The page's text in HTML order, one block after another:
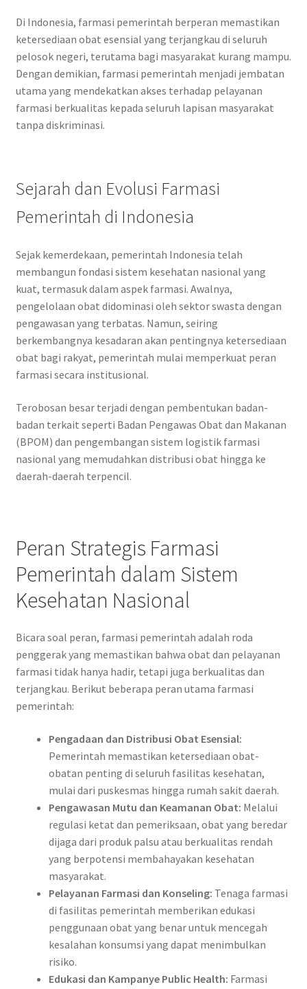
Di Indonesia, farmasi pemerintah berperan memastikan
ketersediaan obat esensial yang terjangkau di seluruh
pelosok negeri, terutama bagi masyarakat kurang mampu.
Dengan demikian, farmasi pemerintah menjadi jembatan
utama yang mendekatkan akses terhadap pelayanan
farmasi berkualitas kepada seluruh lapisan masyarakat
tanpa diskriminasi.
Sejarah dan Evolusi Farmasi
Pemerintah di Indonesia
Sejak kemerdekaan, pemerintah Indonesia telah
membangun fondasi sistem kesehatan nasional yang
kuat, termasuk dalam aspek farmasi. Awalnya,
pengelolaan obat didominasi oleh sektor swasta dengan
pengawasan yang terbatas. Namun, seiring
berkembangnya kesadaran akan pentingnya ketersediaan
obat bagi rakyat, pemerintah mulai memperkuat peran
farmasi secara institusional.
Terobosan besar terjadi dengan pembentukan badan-
badan terkait seperti Badan Pengawas Obat dan Makanan
(BPOM) dan pengembangan sistem logistik farmasi
nasional yang memudahkan distribusi obat hingga ke
daerah-daerah terpencil.
Peran Strategis Farmasi
Pemerintah dalam Sistem
Kesehatan Nasional
Bicara soal peran, farmasi pemerintah adalah roda
penggerak yang memastikan bahwa obat dan pelayanan
farmasi tidak hanya hadir, tetapi juga berkualitas dan
terjangkau. Berikut beberapa peran utama farmasi
pemerintah:
Pengadaan dan Distribusi Obat Esensial:
Pemerintah memastikan ketersediaan obat-
obatan penting di seluruh fasilitas kesehatan,
mulai dari puskesmas hingga rumah sakit daerah.
Pengawasan Mutu dan Keamanan Obat: Melalui
regulasi ketat dan pemeriksaan, obat yang beredar
dijaga dari produk palsu atau berkualitas rendah
yang berpotensi membahayakan kesehatan
masyarakat.
Pelayanan Farmasi dan Konseling: Tenaga farmasi
di fasilitas pemerintah memberikan edukasi
penggunaan obat yang benar untuk mencegah
kesalahan konsumsi yang dapat menimbulkan
risiko.
Edukasi dan Kampanye Public Health: Farmasi